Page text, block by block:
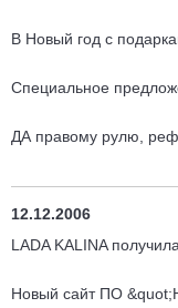
В Новый год с
Специальное
ДА правому рулю,
12.12.2006
LADA KALINA
Новый сайт ПО